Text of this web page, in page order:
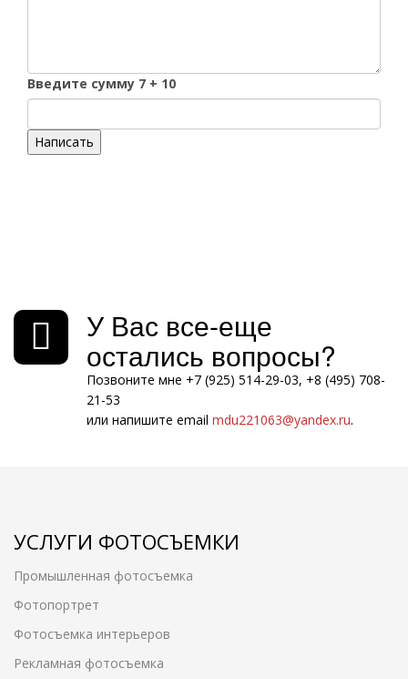
Введите сумму 7 + 10
Написать
У Вас все-еще
остались вопросы?
Позвоните мне +7 (925) 514-29-03, +8 (495) 708-
21-53
или напишите email mdu221063@yandex.ru.
УСЛУГИ ФОТОСЪЕМКИ
Промышленная фотосъемка
Фотопортрет
Фотосъемка интерьеров
Рекламная фотосъемка